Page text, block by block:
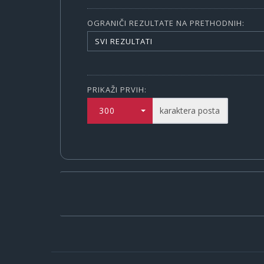
OGRANIČI REZULTATE NA PRETHODNIH:
SVI REZULTATI
PRIKAŽI PRVIH:
300 karaktera posta